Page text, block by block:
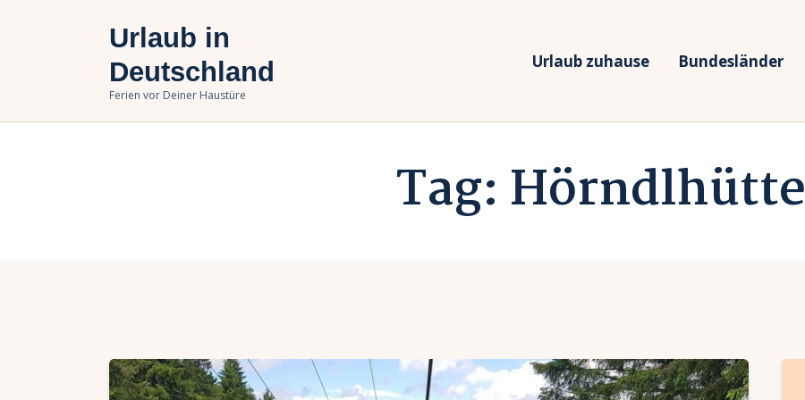
Urlaub in
Deutschland
Ferien vor Deiner Haustüre
Urlaub zuhause Bundesländer
Tag: Hörndlhütte
Bundesländer
Urlaubsarten